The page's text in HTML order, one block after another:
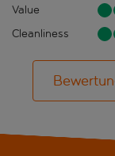
Value
Cleanliness